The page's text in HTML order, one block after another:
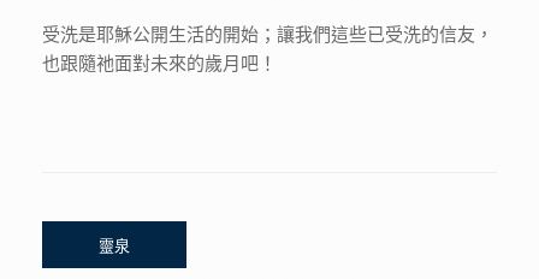
受洗是耶穌公開生活的開始；讓我們這些已受洗的信友，
也跟隨祂面對未來的歲月吧！